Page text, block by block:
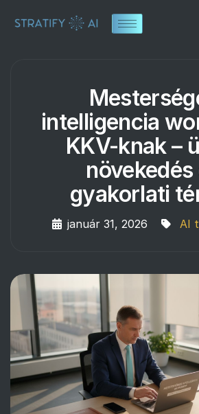
intelligencia
KKV-knak –
növekedés
gyakorlati
január 31, 2026 AI